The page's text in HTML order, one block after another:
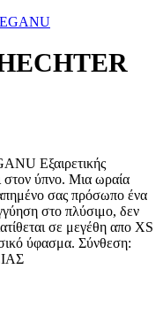
Εξαιρετικής
στον ύπνο. Μια ωραία
σας πρόσωπο ένα
στο πλύσιμο, δεν
σε μεγέθη απο XS
ύφασμα. Σύνθεση: